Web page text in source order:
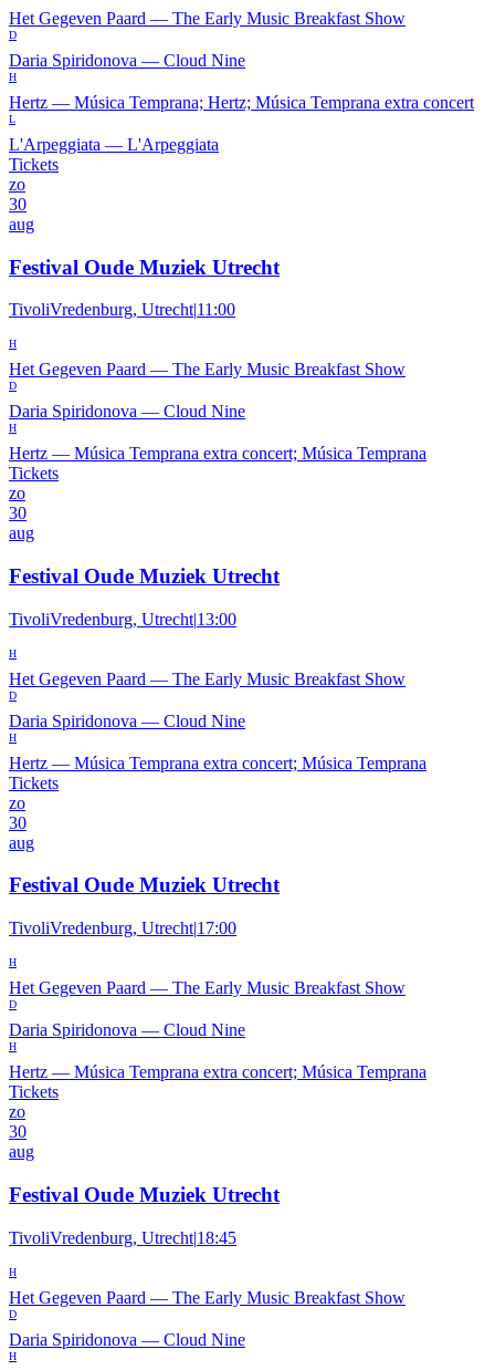
Het Gegeven Paard — The Early Music Breakfast Show
D
Daria Spiridonova — Cloud Nine
H
Hertz — Música Temprana; Hertz; Música Temprana extra concert
L
L'Arpeggiata — L'Arpeggiata
Tickets
zo
30
aug
Festival Oude Muziek Utrecht
TivoliVredenburg, Utrecht|11:00
H
Het Gegeven Paard — The Early Music Breakfast Show
D
Daria Spiridonova — Cloud Nine
H
Hertz — Música Temprana extra concert; Música Temprana
Tickets
zo
30
aug
Festival Oude Muziek Utrecht
TivoliVredenburg, Utrecht|13:00
H
Het Gegeven Paard — The Early Music Breakfast Show
D
Daria Spiridonova — Cloud Nine
H
Hertz — Música Temprana extra concert; Música Temprana
Tickets
zo
30
aug
Festival Oude Muziek Utrecht
TivoliVredenburg, Utrecht|17:00
H
Het Gegeven Paard — The Early Music Breakfast Show
D
Daria Spiridonova — Cloud Nine
H
Hertz — Música Temprana extra concert; Música Temprana
Tickets
zo
30
aug
Festival Oude Muziek Utrecht
TivoliVredenburg, Utrecht|18:45
H
Het Gegeven Paard — The Early Music Breakfast Show
D
Daria Spiridonova — Cloud Nine
H